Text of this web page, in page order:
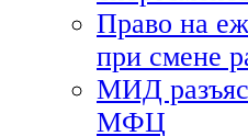
Право на
при смене
МИД
МФЦ